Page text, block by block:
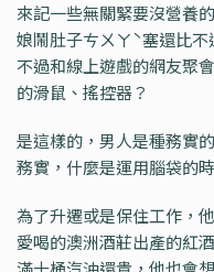
來記一些無關緊要沒營養
娘鬧肚子ㄘㄨㄚˋ塞還比
不過和線上遊戲的網友聚
的滑鼠、搖控器？
是這樣的，男人是種務實
務實，什麼是運用腦袋的
為了升遷或是保住工作，
愛喝的澳洲酒莊出產的紅